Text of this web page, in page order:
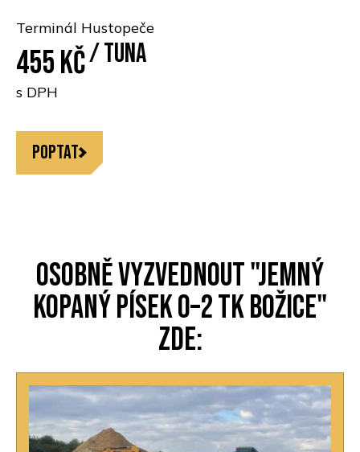
Terminál Hustopeče
455 Kč/ Tuna
s DPH
Poptat
Osobně vyzvednout "Jemný
kopaný písek 0–2 TK Božice"
zde: